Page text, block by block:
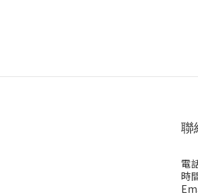
聯
電
時